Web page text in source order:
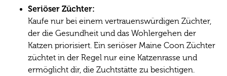
Seriöser Züchter:
Kaufe nur bei einem vertrauenswürdigen Züchter,
der die Gesundheit und das Wohlergehen der
Katzen priorisiert. Ein seriöser Maine Coon Züchter
züchtet in der Regel nur eine Katzenrasse und
ermöglicht dir, die Zuchtstätte zu besichtigen.